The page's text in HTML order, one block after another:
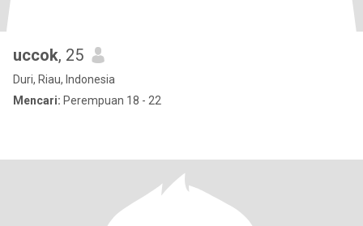
uccok, 25
Duri, Riau, Indonesia
Mencari: Perempuan 18 - 22